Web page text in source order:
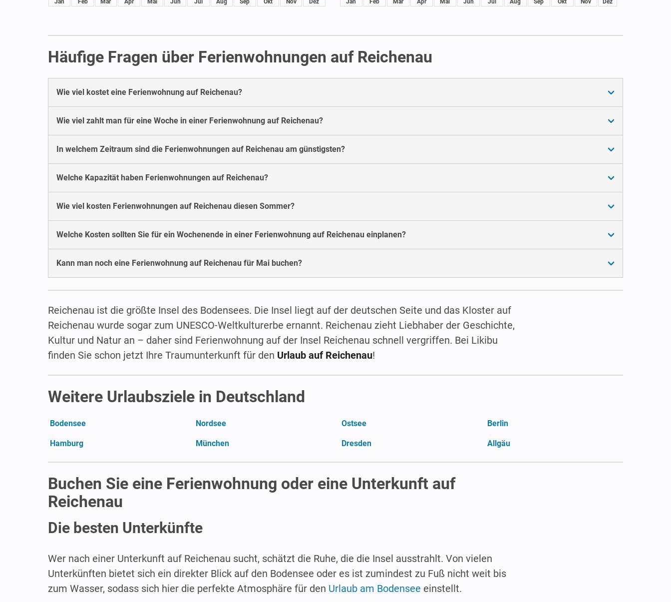
Jan Feb Mär Apr Mai Jun Jul Aug Sep Okt Nov Dez Jan Feb Mär Apr Mai Jun Jul Aug Sep Okt Nov Dez
Häufige Fragen über Ferienwohnungen auf Reichenau
Wie viel kostet eine Ferienwohnung auf Reichenau?
Wie viel zahlt man für eine Woche in einer Ferienwohnung auf Reichenau?
In welchem Zeitraum sind die Ferienwohnungen auf Reichenau am günstigsten?
Welche Kapazität haben Ferienwohnungen auf Reichenau?
Wie viel kosten Ferienwohnungen auf Reichenau diesen Sommer?
Welche Kosten sollten Sie für ein Wochenende in einer Ferienwohnung auf Reichenau einplanen?
Kann man noch eine Ferienwohnung auf Reichenau für Mai buchen?
Reichenau ist die größte Insel des Bodensees. Die Insel liegt auf der deutschen Seite und das Kloster auf
Reichenau wurde sogar zum UNESCO-Weltkulturerbe ernannt. Reichenau zieht Liebhaber der Geschichte,
Kultur und Natur an – daher sind Ferienwohnung auf der Insel Reichenau schnell vergriffen. Bei Likibu
finden Sie schon jetzt Ihre Traumunterkunft für den Urlaub auf Reichenau!
Weitere Urlaubsziele in Deutschland
Bodensee Nordsee Ostsee Berlin
Hamburg München Dresden Allgäu
Buchen Sie eine Ferienwohnung oder eine Unterkunft auf
Reichenau
Die besten Unterkünfte
Wer nach einer Unterkunft auf Reichenau sucht, schätzt die Ruhe, die die Insel ausstrahlt. Von vielen
Unterkünften bietet sich ein direkter Blick auf den Bodensee oder es ist zumindest zu Fuß nicht weit bis
zum Wasser, sodass sich hier die perfekte Atmosphäre für den Urlaub am Bodensee einstellt.